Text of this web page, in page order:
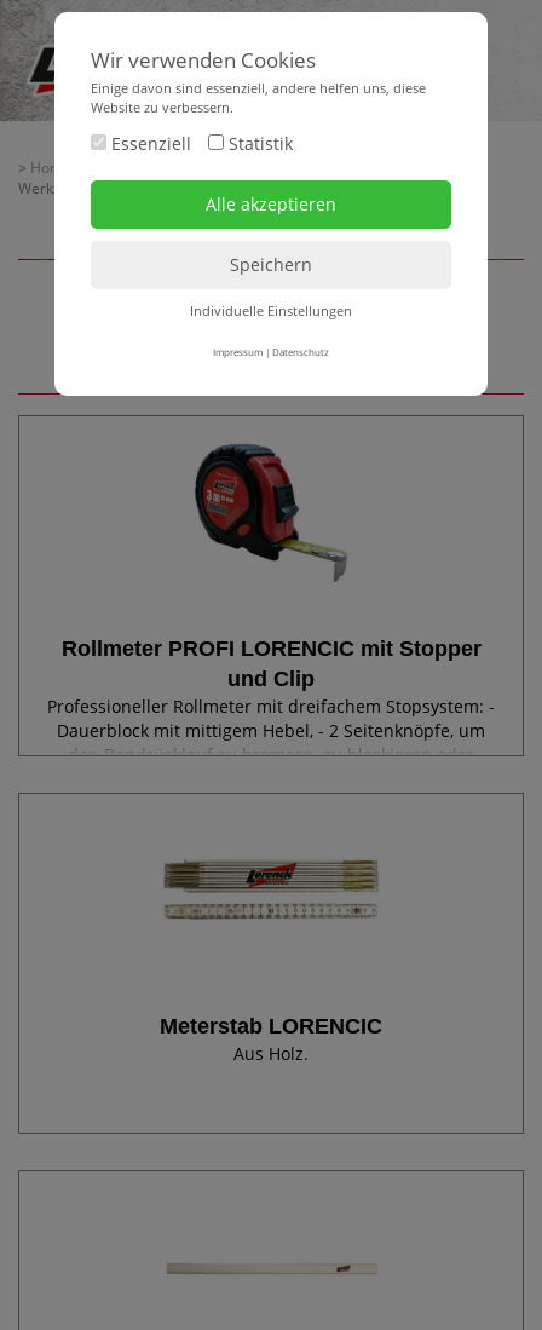
> Home
Werkzeuge
Lorencic Fan-Werkzeuge
Rollmeter PROFI LORENCIC mit Stopper
und Clip
Professioneller Rollmeter mit dreifachem Stopsystem: -
Dauerblock mit mittigem Hebel, - 2 Seitenknöpfe, um
den Bandrücklauf zu bremsen, zu blockieren oder
Meterstab LORENCIC
Aus Holz.
Wir verwenden Cookies
Einige davon sind essenziell, andere helfen uns, diese
Website zu verbessern.
Essenziell Statistik
Individuelle Einstellungen
Impressum| Datenschutz